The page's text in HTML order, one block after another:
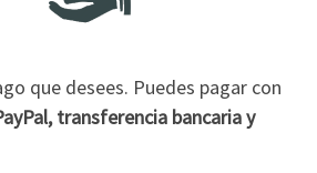
que desees. Puedes pagar con
transferencia bancaria y